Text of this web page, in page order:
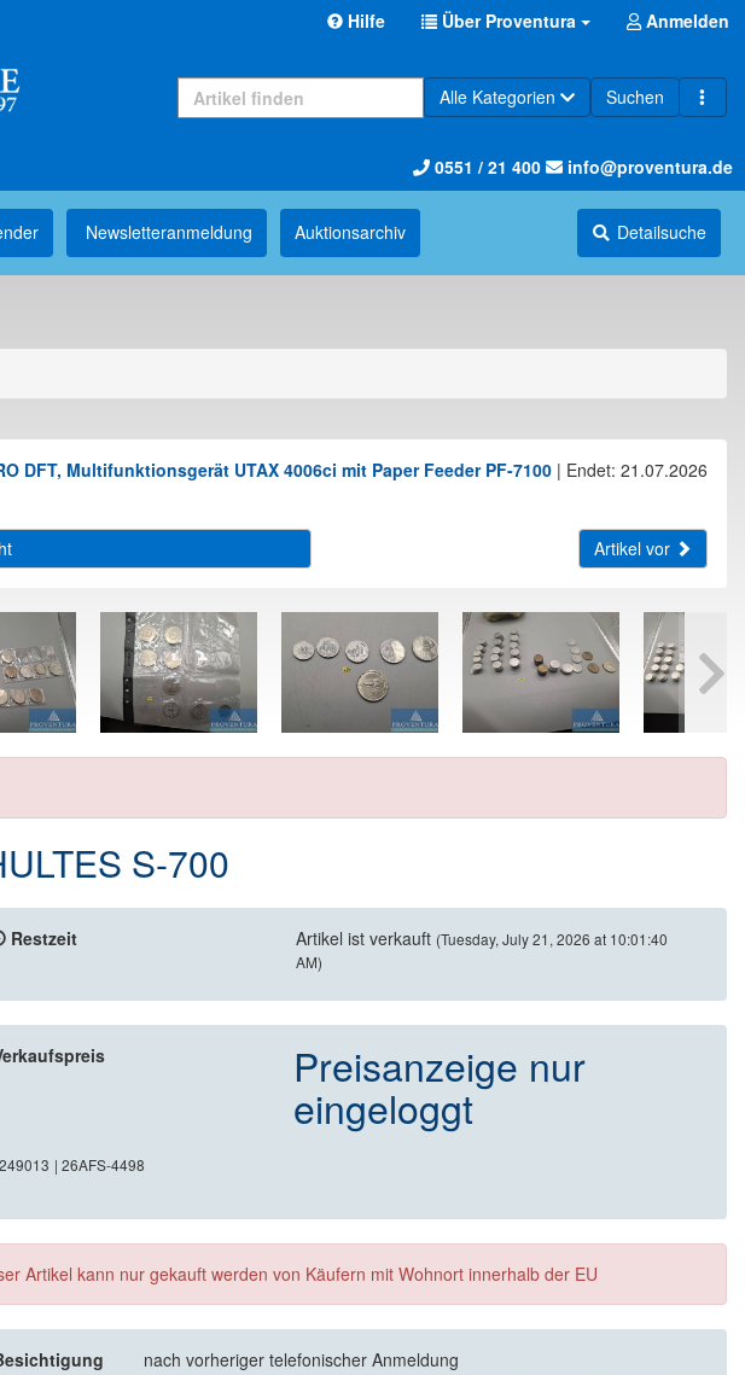
Hilfe Über Proventura Anmelden
Alle Kategorien Suchen
0551 / 21 400 info@proventura.de
Newsletter­anmeldung Auktions­archiv Detailsuche
DFT, Multifunktionsgerät UTAX 4006ci mit Paper Feeder PF-7100 | Endet: 21.07.2026
Artikel vor
S-700
Restzeit Artikel ist verkauft (Tuesday, July 21, 2026 at 10:01:40
AM)
Preisanzeige nur
eingeloggt
| 26AFS-4498
Artikel kann nur gekauft werden von Käufern mit Wohnort innerhalb der EU
nach vorheriger telefonischer Anmeldung